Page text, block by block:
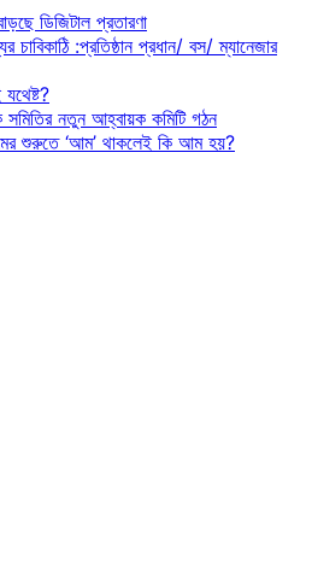
ডিজিটাল প্রতারণা
চাবিকাঠি :প্রতিষ্ঠান প্রধান/ বস/ ম্যানেজার
সমিতির নতুন আহ্বায়ক কমিটি গঠন
শুরুতে ‘আম’ থাকলেই কি আম হয়?